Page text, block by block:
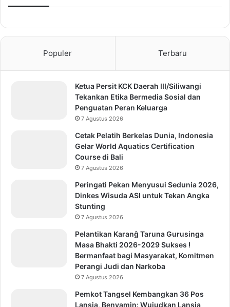
Populer Terbaru
Ketua Persit KCK Daerah III/Siliwangi
Tekankan Etika Bermedia Sosial dan
Penguatan Peran Keluarga
7 Agustus 2026
Cetak Pelatih Berkelas Dunia, Indonesia
Gelar World Aquatics Certification
Course di Bali
7 Agustus 2026
Peringati Pekan Menyusui Sedunia 2026,
Dinkes Wisuda ASI untuk Tekan Angka
Stunting
7 Agustus 2026
Pelantikan Karanĝ Taruna Gurusinga
Masa Bhakti 2026-2029 Sukses !
Bermanfaat bagi Masyarakat, Komitmen
Perangi Judi dan Narkoba
7 Agustus 2026
Pemkot Tangsel Kembangkan 36 Pos
Lansia, Benyamin: Wujudkan Lansia